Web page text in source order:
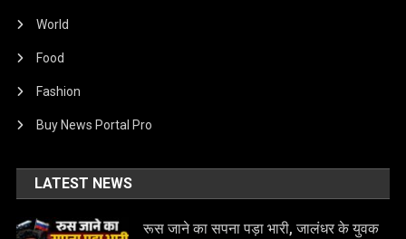
World
Food
Fashion
Buy News Portal Pro
LATEST NEWS
रूस जाने का सपना पड़ा भारी, जालंधर के युवक